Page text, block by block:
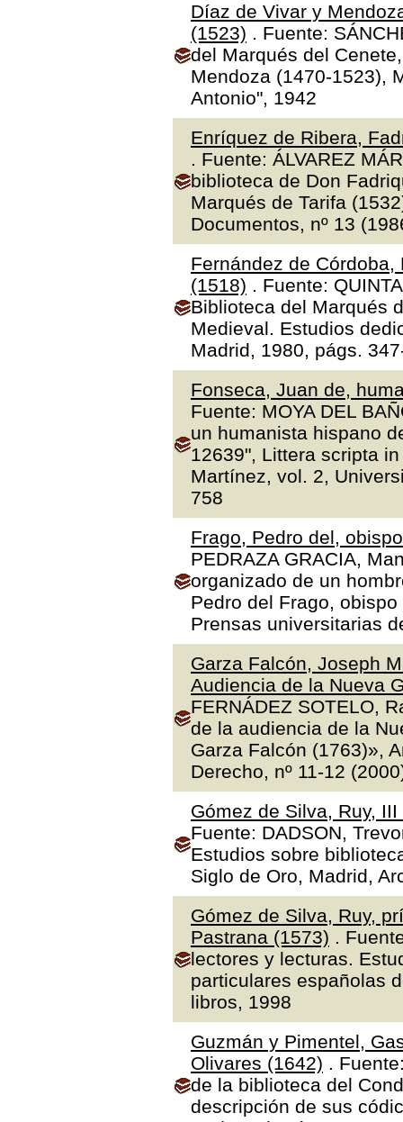
Díaz de Vivar y
(1523) . Fuente:
del Marqués del
Mendoza (1470-1523),
Antonio", 1942
Enríquez de Ribera,
. Fuente: ÁLVAREZ
biblioteca de Don
Marqués de Tarifa
Documentos, nº 13
Fernández de
(1518) . Fuente:
Biblioteca del Marqués
Medieval. Estudios
Madrid, 1980, págs.
Fonseca, Juan de,
Fuente: MOYA DEL
un humanista hispano
12639", Littera scripta
Martínez, vol. 2,
758
Frago, Pedro del,
PEDRAZA GRACIA,
organizado de un
Pedro del Frago,
Prensas universitarias
Garza Falcón, Joseph
Audiencia de la Nueva
FERNÁDEZ SOTELO,
de la audiencia de la
Garza Falcón (1763)»,
Derecho, nº 11-12
Gómez de Silva, Ruy,
Fuente: DADSON,
Estudios sobre
Siglo de Oro, Madrid,
Gómez de Silva, Ruy,
Pastrana (1573) .
lectores y lecturas.
particulares españolas
libros, 1998
Guzmán y Pimentel,
Olivares (1642) .
de la biblioteca del
descripción de sus